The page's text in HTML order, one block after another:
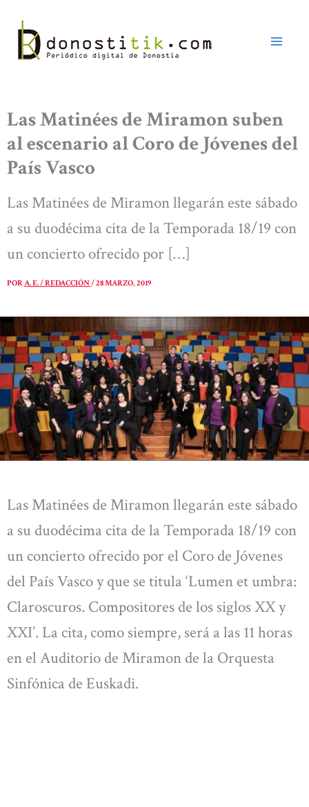
contenido
Las Matinées de Miramon suben
al escenario al Coro de Jóvenes del
País Vasco
Las Matinées de Miramon llegarán este sábado
a su duodécima cita de la Temporada 18/19 con
un concierto ofrecido por […]
PORA. E. / REDACCIÓN/28 MARZO, 2019
Las Matinées de Miramon llegarán este sábado
a su duodécima cita de la Temporada 18/19 con
un concierto ofrecido por el Coro de Jóvenes
del País Vasco y que se titula ‘Lumen et umbra:
Claroscuros. Compositores de los siglos XX y
XXI’. La cita, como siempre, será a las 11 horas
en el Auditorio de Miramon de la Orquesta
Sinfónica de Euskadi.